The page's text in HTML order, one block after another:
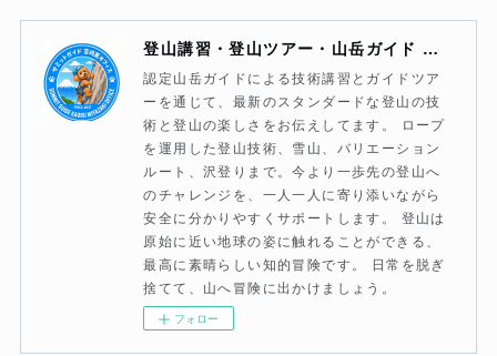
登山講習・登山ツアー・山岳ガイド サミットガイド宮崎薫オフィス
認定山岳ガイドによる技術講習とガイドツア
ーを通じて、最新のスタンダードな登山の技
術と登山の楽しさをお伝えしてます。 ロープ
を運用した登山技術、雪山、バリエーション
ルート、沢登りまで。今より一歩先の登山へ
のチャレンジを、一人一人に寄り添いながら
安全に分かりやすくサポートします。 登山は
原始に近い地球の姿に触れることができる、
最高に素晴らしい知的冒険です。 日常を脱ぎ
捨てて、山へ冒険に出かけましょう。
フォロー